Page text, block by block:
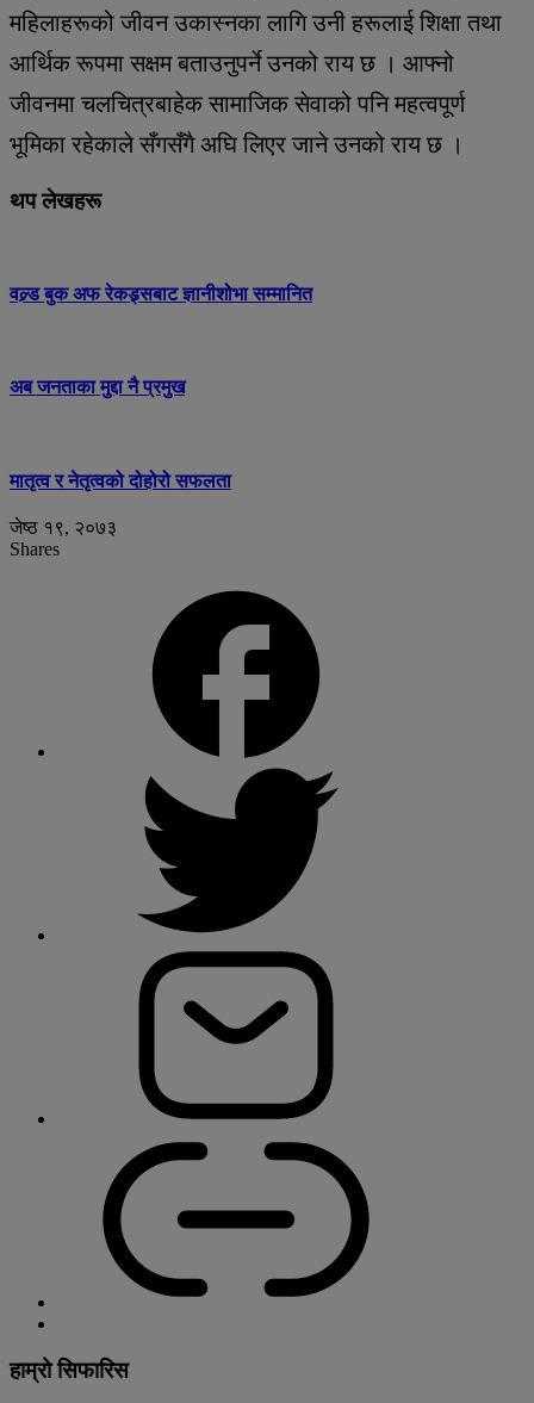
महिलाहरूको जीवन उकास्नका लागि उनी हरूलाई शिक्षा तथा
आर्थिक रूपमा सक्षम बताउनुपर्ने उनको राय छ । आफ्नो
जीवनमा चलचित्रबाहेक सामाजिक सेवाको पनि महत्वपूर्ण
भूमिका रहेकाले सँगसँगै अघि लिएर जाने उनको राय छ ।
थप लेखहरू
वल्र्ड बुक अफ रेकड्र्सबाट ज्ञानीशोभा सम्मानित
अब जनताका मुद्दा नै प्रमुख
मातृत्व र नेतृत्वको दोहोरो सफलता
जेष्ठ १९, २०७३
Shares
हाम्रो सिफारिस